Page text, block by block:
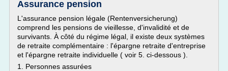
Assurance pension
L'assurance pension légale (Rentenversicherung)
comprend les pensions de vieillesse, d'invalidité et de
survivants. À côté du régime légal, il existe deux systèmes
de retraite complémentaire : l'épargne retraite d'entreprise
et l'épargne retraite individuelle ( voir 5. ci-dessous ).
1. Personnes assurées